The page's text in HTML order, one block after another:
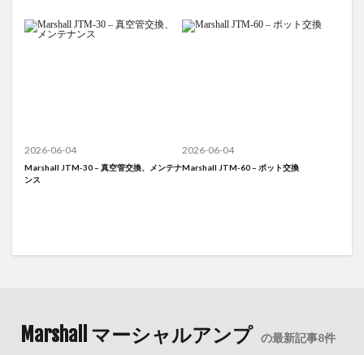
2026-06-04
Marshall JTM-30 – 真空管交換、メンテナ
ンス
2026-06-04
Marshall JTM-60 – ポット交換
Marshall マーシャルアンプ の最新記事8件